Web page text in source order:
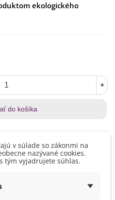
ekologického
+
do košíka
v súlade so zákonmi na
nazývané cookies.
tým vyjadrujete súhlas.